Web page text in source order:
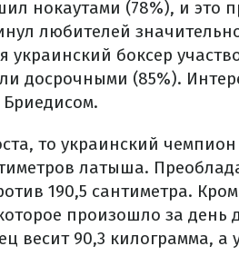
нокаутами (78%), и это
любителей
украинский боксер
досрочными (85%).
Бриедисом.
то украинский
латыша.
190,5 сантиметра.
произошло за день
весит 90,3 килограмма,